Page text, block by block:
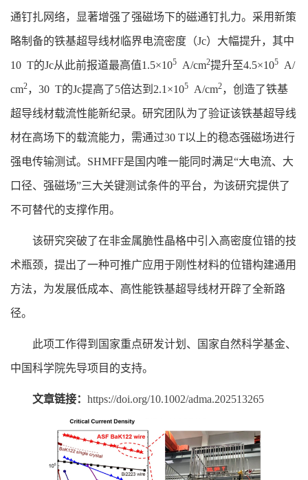
通钉扎网络，显著增强了强磁场下的磁通钉扎力。采用新策
略制备的铁基超导线材临界电流密度（Jc）大幅提升，其中
10 T的Jc从此前报道最高值1.5×105 A/cm2提升至4.5×105 A/
cm2，30 T的Jc提高了5倍达到2.1×105 A/cm2，创造了铁基
超导线材载流性能新纪录。研究团队为了验证该铁基超导线
材在高场下的载流能力，需通过30 T以上的稳态强磁场进行
强电传输测试。SHMFF是国内唯一能同时满足“大电流、大
口径、强磁场”三大关键测试条件的平台，为该研究提供了
不可替代的支撑作用。
该研究突破了在非金属脆性晶格中引入高密度位错的技
术瓶颈，提出了一种可推广应用于刚性材料的位错构建通用
方法，为发展低成本、高性能铁基超导线材开辟了全新路
径。
此项工作得到国家重点研发计划、国家自然科学基金、
中国科学院先导项目的支持。
文章链接： https://doi.org/10.1002/adma.202513265